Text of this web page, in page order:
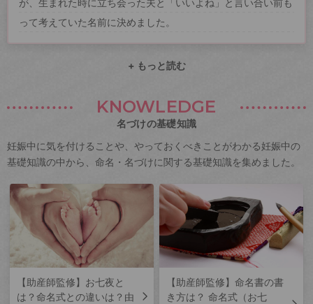
って考えていた名前に決めました。
+ もっと読む
KNOWLEDGE
名づけの基礎知識
妊娠中に気を付けることや、やっておくべきことがわかる妊娠中の
基礎知識の中から、命名・名づけに関する基礎知識を集めました。
【助産師監修】お七夜と
は？命名式との違いは？由
【助産師監修】命名書の書
き方は？ 命名式（お七